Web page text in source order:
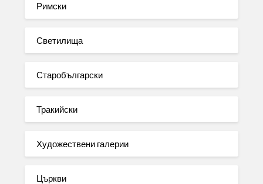
Римски
Светилища
Старобългарски
Тракийски
Художествени галерии
Църкви